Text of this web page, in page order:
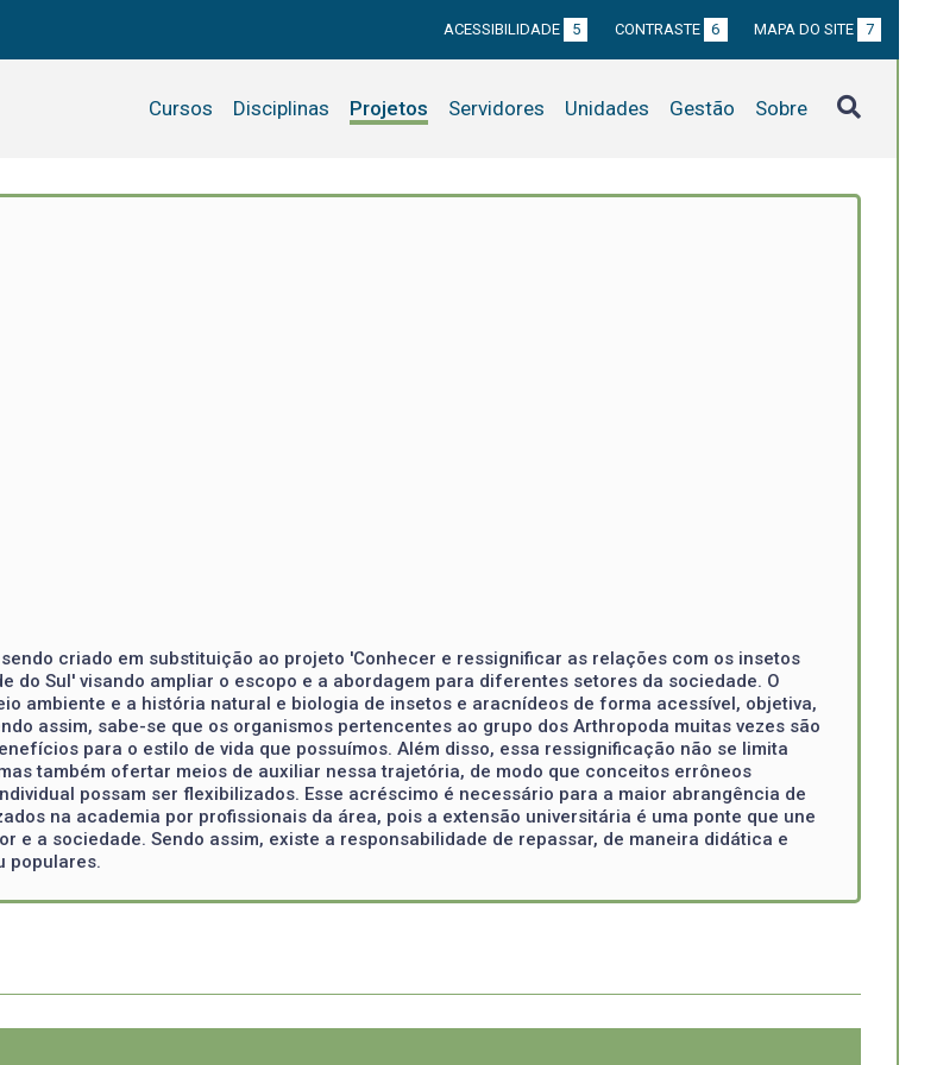
ACESSIBILIDADE 5 CONTRASTE 6 MAPA DO SITE 7
Cursos Disciplinas Projetos Servidores Unidades Gestão Sobre
criado em substituição ao projeto 'Conhecer e ressignificar as relações com os insetos
do Sul' visando ampliar o escopo e a abordagem para diferentes setores da sociedade. O
ambiente e a história natural e biologia de insetos e aracnídeos de forma acessível, objetiva,
assim, sabe-se que os organismos pertencentes ao grupo dos Arthropoda muitas vezes são
para o estilo de vida que possuímos. Além disso, essa ressignificação não se limita
também ofertar meios de auxiliar nessa trajetória, de modo que conceitos errôneos
possam ser flexibilizados. Esse acréscimo é necessário para a maior abrangência de
na academia por profissionais da área, pois a extensão universitária é uma ponte que une
a sociedade. Sendo assim, existe a responsabilidade de repassar, de maneira didática e
populares.